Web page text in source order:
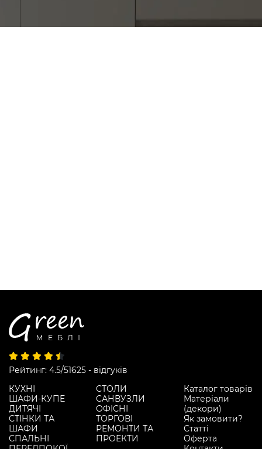
Рейтинг: 4.5/51625 - відгуків
КУХНІ
ШАФИ-КУПЕ
ДИТЯЧІ
СТІНКИ ТА
ШАФИ
СПАЛЬНІ
СТОЛИ
САНВУЗЛИ
ОФІСНІ
ТОРГОВІ
РЕМОНТИ ТА
ПРОЕКТИ
Каталог товарів
Матеріали
(декори)
Як замовити?
Статті
Оферта